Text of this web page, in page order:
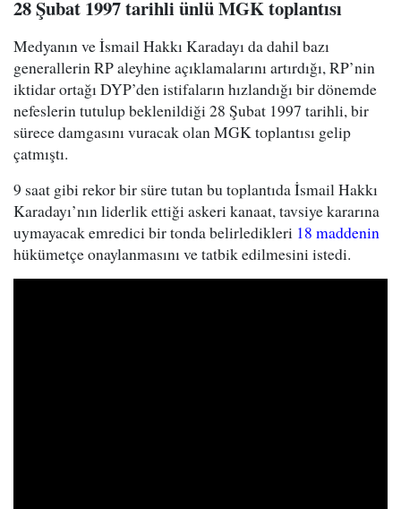
28 Şubat 1997 tarihli ünlü MGK toplantısı
Medyanın ve İsmail Hakkı Karadayı da dahil bazı
generallerin RP aleyhine açıklamalarını artırdığı, RP’nin
iktidar ortağı DYP’den istifaların hızlandığı bir dönemde
nefeslerin tutulup beklenildiği 28 Şubat 1997 tarihli, bir
sürece damgasını vuracak olan MGK toplantısı gelip
çatmıştı.
9 saat gibi rekor bir süre tutan bu toplantıda İsmail Hakkı
Karadayı’nın liderlik ettiği askeri kanaat, tavsiye kararına
uymayacak emredici bir tonda belirledikleri 18 maddenin
hükümetçe onaylanmasını ve tatbik edilmesini istedi.